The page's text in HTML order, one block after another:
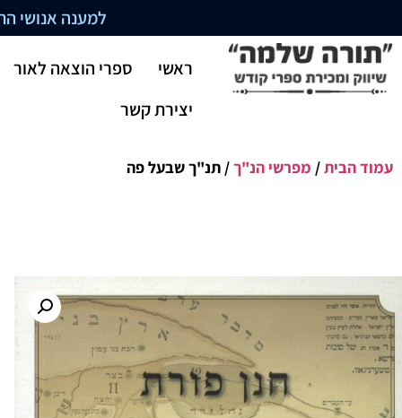
למענה אנושי התקשרו
ראשי
ספרי הוצאה לאור
יצירת קשר
עמוד הבית/ מפרשי הנ"ך/ תנ"ך שבעל פה